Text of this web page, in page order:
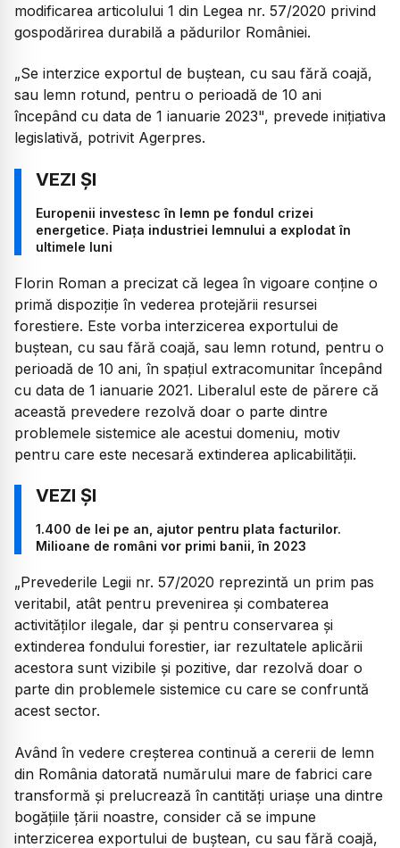
modificarea articolului 1 din Legea nr. 57/2020 privind
gospodărirea durabilă a pădurilor României.
„Se interzice exportul de buştean, cu sau fără coajă,
sau lemn rotund, pentru o perioadă de 10 ani
începând cu data de 1 ianuarie 2023", prevede inițiativa
legislativă, potrivit Agerpres.
Europenii investesc în lemn pe fondul crizei
energetice. Piața industriei lemnului a explodat în
ultimele luni
Florin Roman a precizat că legea în vigoare conţine o
primă dispoziţie în vederea protejării resursei
forestiere. Este vorba interzicerea exportului de
buştean, cu sau fără coajă, sau lemn rotund, pentru o
perioadă de 10 ani, în spaţiul extracomunitar începând
cu data de 1 ianuarie 2021. Liberalul este de părere că
această prevedere rezolvă doar o parte dintre
problemele sistemice ale acestui domeniu, motiv
pentru care este necesară extinderea aplicabilităţii.
1.400 de lei pe an, ajutor pentru plata facturilor.
Milioane de români vor primi banii, în 2023
„Prevederile Legii nr. 57/2020 reprezintă un prim pas
veritabil, atât pentru prevenirea şi combaterea
activităţilor ilegale, dar şi pentru conservarea şi
extinderea fondului forestier, iar rezultatele aplicării
acestora sunt vizibile şi pozitive, dar rezolvă doar o
parte din problemele sistemice cu care se confruntă
acest sector.
Având în vedere creşterea continuă a cererii de lemn
din România datorată numărului mare de fabrici care
transformă şi prelucrează în cantităţi uriaşe una dintre
bogăţiile ţării noastre, consider că se impune
interzicerea exportului de buştean, cu sau fără coajă,